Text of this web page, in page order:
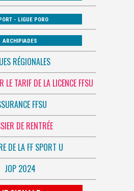
- LIGUE PORO
ARCHIPIADES
RÉGIONALES
TARIF DE LA LICENCE FFSU
FFSU
DE RENTRÉE
DE LA FF SPORT U
JOP 2024